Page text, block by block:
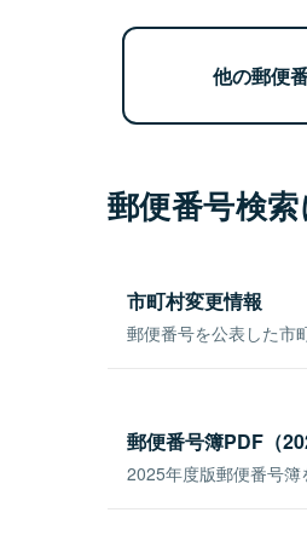
他の郵便
郵便番号検
市町村変更情報
郵便番号を公表した市
郵便番号簿PDF（
2025年度版郵便番号簿